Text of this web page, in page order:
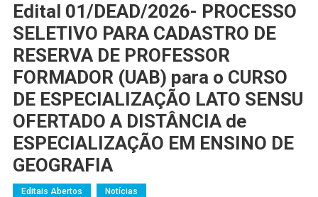
Edital 01/DEAD/2026- PROCESSO
SELETIVO PARA CADASTRO DE
RESERVA DE PROFESSOR
FORMADOR (UAB) para o CURSO
DE ESPECIALIZAÇÃO LATO SENSU
OFERTADO A DISTÂNCIA de
ESPECIALIZAÇÃO EM ENSINO DE
GEOGRAFIA
Editais Abertos Notícias